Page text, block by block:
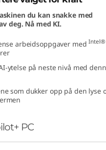
du kan snakke med
deg. Nå med KI.
arbeidsoppgaver medIntel®
ytelse på neste nivå med
som dukker opp på den lyse
PC